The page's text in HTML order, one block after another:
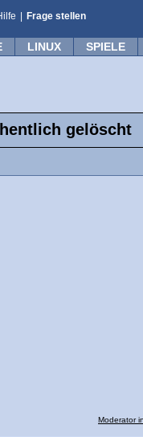
Frage stellen
LINUX SPIELE
gelöscht
Moderator